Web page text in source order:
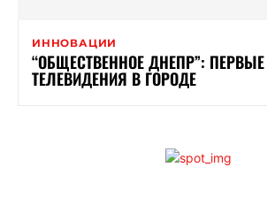
ИННОВАЦИИ
“ОБЩЕСТВЕННОЕ ДНЕПР”:
ТЕЛЕВИДЕНИЯ В ГОРОДЕ